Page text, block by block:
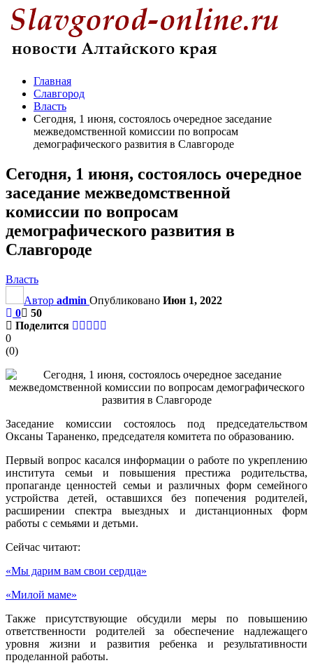
Главная
Славгород
Власть
Сегодня, 1 июня, состоялось очередное заседание
межведомственной комиссии по вопросам
демографического развития в Славгороде
Сегодня, 1 июня, состоялось очередное
заседание межведомственной
комиссии по вопросам
демографического развития в
Славгороде
Власть
Автор admin Опубликовано Июн 1, 2022
0
50
Поделится
0
(0)
Заседание комиссии состоялось под председательством
Оксаны Тараненко, председателя комитета по образованию.
Первый вопрос касался информации о работе по укреплению
института семьи и повышения престижа родительства,
пропаганде ценностей семьи и различных форм семейного
устройства детей, оставшихся без попечения родителей,
расширении спектра выездных и дистанционных форм
работы с семьями и детьми.
Сейчас читают:
«Мы дарим вам свои сердца»
«Милой маме»
Также присутствующие обсудили меры по повышению
ответственности родителей за обеспечение надлежащего
уровня жизни и развития ребенка и результативности
проделанной работы.